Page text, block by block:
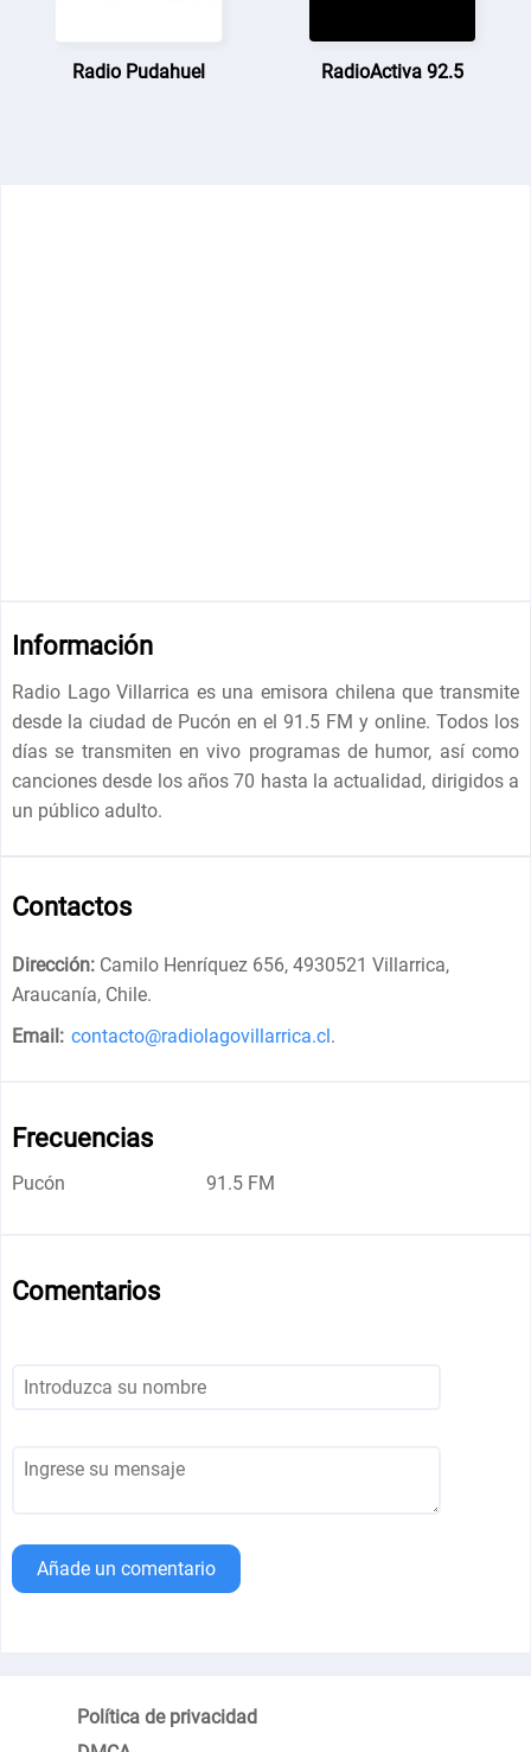
Radio Pudahuel RadioActiva 92.5
Información
Radio Lago Villarrica es una emisora ​​chilena que transmite
desde la ciudad de Pucón en el 91.5 FM y online. Todos los
días se transmiten en vivo programas de humor, así como
canciones desde los años 70 hasta la actualidad, dirigidos a
un público adulto.
Contactos
Dirección: Camilo Henríquez 656, 4930521 Villarrica,
Araucanía, Chile.
Email: contacto@radiolagovillarrica.cl.
Frecuencias
Pucón 91.5 FM
Comentarios
Añade un comentario
Política de privacidad